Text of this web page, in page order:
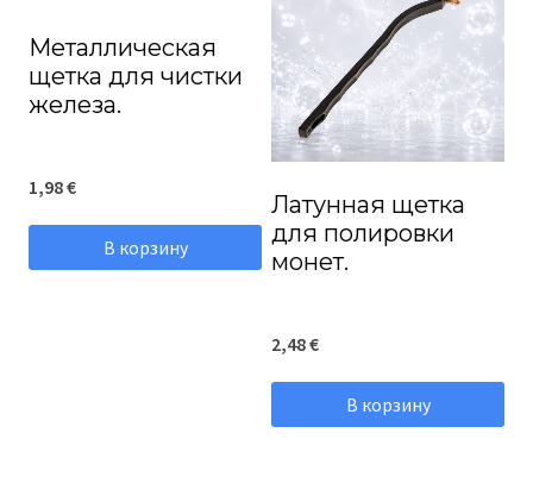
Металлическая
щетка для чистки
железа.
1,98€
В корзину
Латунная щетка
для полировки
монет.
2,48€
В корзину